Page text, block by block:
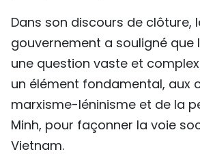
ESPAÑOL
Dans son discours de clôture,
gouvernement a souligné que
une question vaste et
un élément fondamental, aux
marxisme-léninisme et de la
Minh, pour façonner la voie
Vietnam.